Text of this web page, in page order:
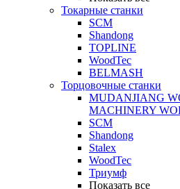
Токарные станки
SCM
Shandong
TOPLINE
WoodTec
BELMASH
Торцовочные станки
MUDANJIANG
MACHINERY
SCM
Shandong
Stalex
WoodTec
Триумф
Показать все